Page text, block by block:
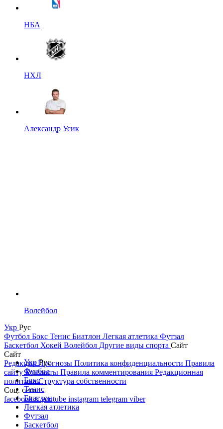
НБА
НХЛ
Александр Усик
Волейбол
Укр Рус
Футбол Бокс Тенис Биатлон Легкая атлетика Футзал
Баскетбол Хокей Волейбол Другие виды спорта Сайт
Сайт
РедакцияПрогнозы Политика конфиденциальности Правила
сайтуКонтакты Правила комментирования Редакционная
политикаСтруктура собственности
Соц. сети
facebookxyoutube instagram telegram viber
УкрРус
Футбол
Бокс
Тенис
Биатлон
Легкая атлетика
Футзал
Баскетбол